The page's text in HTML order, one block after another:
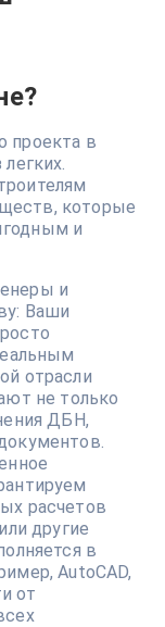
проекта в
которые
и
и
Ваши
отрасли
не только
ДБН,
расчетов
другие
в
AutoCAD,
от